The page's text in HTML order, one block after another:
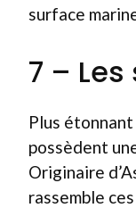
surface
7 –
Plus
possèdent
Originaire
rassemble